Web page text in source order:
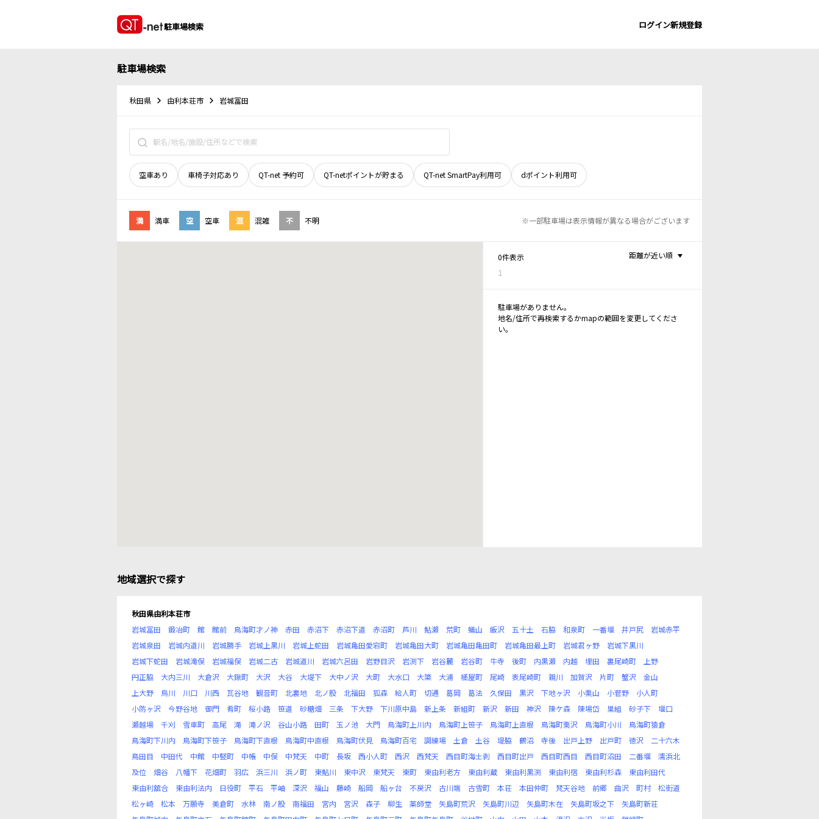
駐車場検索 ログイン新規登録
駐車場検索
秋田県 由利本荘市 岩城冨田
空車あり 車椅子対応あり QT-net 予約可 QT-netポイントが貯まる QT-net SmartPay利用可 dポイント利用可
満 満車 空 空車 混 混雑 不 不明 ※一部駐車場は表示情報が異なる場合がございます
0件表示
1
距離が近い順
駐車場がありません。
地名/住所で再検索するかmapの範囲を変更してくださ
い。
地域選択で探す
秋田県由利本荘市
岩城冨田
鍛冶町 館 館前 鳥海町才ノ神 赤田 赤沼下 赤沼下道 赤沼町 芦川 鮎瀬 荒町 蟻山 飯沢 五十土 石脇 和泉町 一番堰 井戸尻
岩城赤平
岩城泉田
岩城内道川 岩城勝手 岩城上黒川 岩城上蛇田 岩城亀田愛宕町 岩城亀田大町 岩城亀田亀田町 岩城亀田最上町 岩城君ヶ野
岩城下黒川
岩城下蛇田
岩城滝俣 岩城福俣 岩城二古 岩城道川 岩城六呂田 岩野目沢 岩渕下 岩谷麓 岩谷町 牛寺 後町 内黒瀬 内越 埋田 裏尾崎町
上野
円正脇
大内三川 大倉沢 大鍬町 大沢 大谷 大堤下 大中ノ沢 大町 大水口 大簗 大浦 桶屋町 尾崎 表尾崎町 親川 加賀沢 片町 蟹沢
金山
上大野
烏川 川口 川西 瓦谷地 観音町 北裏地 北ノ股 北福田 狐森 給人町 切通 葛岡 葛法 久保田 黒沢 下地ヶ沢 小栗山 小菅野
小人町
小防ヶ沢
今野谷地 御門 肴町 桜小路 笹道 砂糖畑 三条 下大野 下川原中島 新上条 新組町 新沢 新田 神沢 陳ケ森 陳場岱 巣組 砂子下
堰口
瀬越場
千刈 雪車町 高尾 滝 滝ノ沢 谷山小路 田町 玉ノ池 大門 鳥海町上川内 鳥海町上笹子 鳥海町上直根 鳥海町栗沢 鳥海町小川
鳥海町猿倉
鳥海町下川内
鳥海町下笹子 鳥海町下直根 鳥海町中直根 鳥海町伏見 鳥海町百宅 調練場 土倉 土谷 堤脇 鶴沼 寺後 出戸上野 出戸町 徳沢
二十六木
鳥田目
中田代 中館 中竪町 中帳 中俣 中梵天 中町 長坂 西小人町 西沢 西梵天 西目町海士剥 西目町出戸 西目町西目 西目町沼田 二番堰
濡浜北
及位
畑谷 八幡下 花畑町 羽広 浜三川 浜ノ町 東鮎川 東中沢 東梵天 東町 東由利老方 東由利蔵 東由利黒渕 東由利宿 東由利杉森
東由利田代
東由利舘合
東由利法内 日役町 平石 平岫 深沢 福山 藤崎 船岡 船ヶ台 不戻沢 古川端 古雪町 本荘 本田仲町 梵天谷地 前郷 曲沢 町村
松街道
松ヶ崎
松本 万願寺 美倉町 水林 南ノ股 南福田 宮内 宮沢 森子 柳生 薬師堂 矢島町荒沢 矢島町川辺 矢島町木在 矢島町坂之下
矢島町新荘